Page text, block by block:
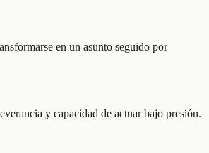
en un asunto seguido por
y capacidad de actuar bajo presión.